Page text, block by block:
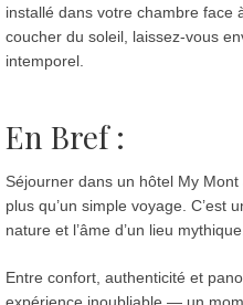
installé dans votre chambre face
coucher du soleil, laissez-vous
intemporel.
En Bref :
Séjourner dans un hôtel My
plus qu’un simple voyage. C’est
nature et l’âme d’un lieu mythique.
Entre confort, authenticité et